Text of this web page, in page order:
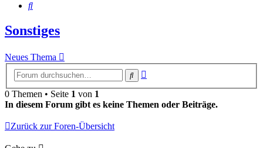
Suche
Sonstiges
Neues Thema
Suche
0 Themen • Seite 1 von 1
In diesem Forum gibt es keine Themen oder Beiträge.
Zurück zur Foren-Übersicht